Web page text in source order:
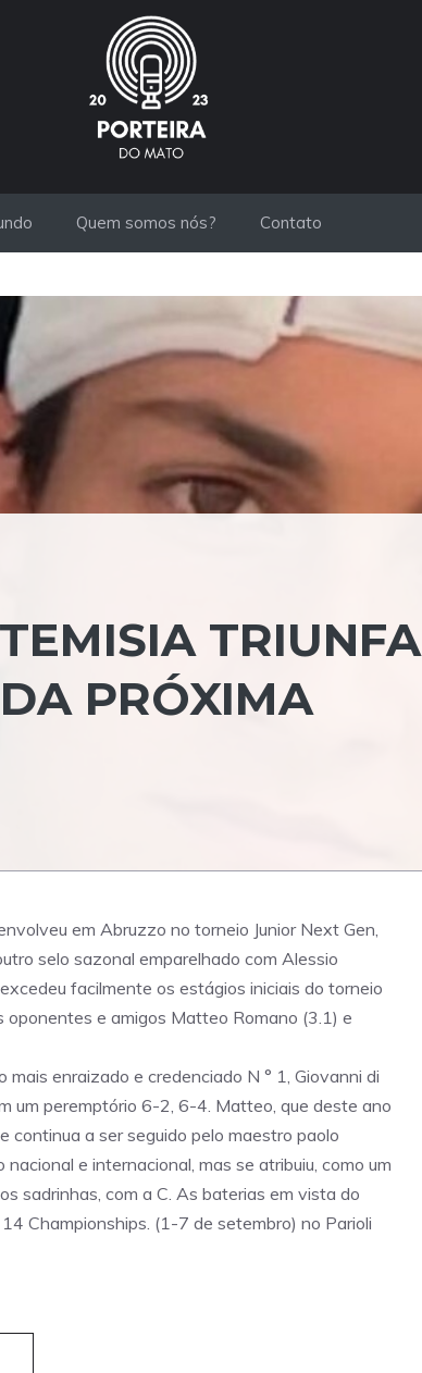
Quem somos nós? Contato
TRIUNFA
PRÓXIMA
em Abruzzo no torneio Junior Next Gen,
selo sazonal emparelhado com Alessio
facilmente os estágios iniciais do torneio
oponentes e amigos Matteo Romano (3.1) e
enraizado e credenciado N ° 1, Giovanni di
um peremptório 6-2, 6-4. Matteo, que deste ano
continua a ser seguido pelo maestro paolo
e internacional, mas se atribuiu, como um
sadrinhas, com a C. As baterias em vista do
Championships. (1-7 de setembro) no Parioli